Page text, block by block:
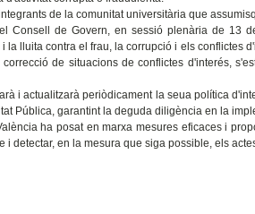
de la comunitat universitària que
Consell de Govern, en sessió plenària de 13
la lluita contra el frau, la corrupció i els conflictes
de situacions de conflictes d'interés,
i actualitzarà periòdicament la seua política
Pública, garantint la deguda diligència en la
ha posat en marxa mesures eficaces i
i detectar, en la mesura que siga possible, els